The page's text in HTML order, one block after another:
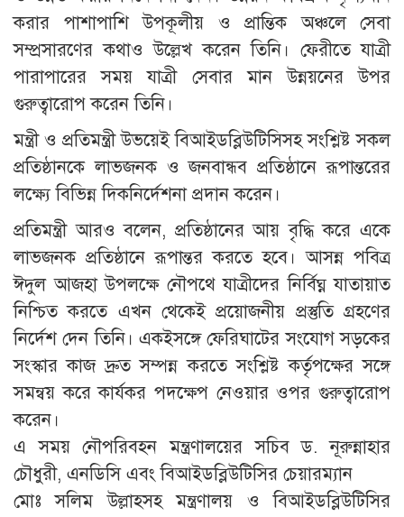
করার পাশাপাশি উপকূলীয় ও প্রান্তিক অঞ্চলে সেবা
সম্প্রসারণের কথাও উল্লেখ করেন তিনি। ফেরীতে যাত্রী
পারাপারের সময় যাত্রী সেবার মান উন্নয়নের উপর
গুরুত্বারোপ করেন তিনি।
মন্ত্রী ও প্রতিমন্ত্রী উভয়েই বিআইডব্লিউটিসিসহ সংশ্লিষ্ট সকল
প্রতিষ্ঠানকে লাভজনক ও জনবান্ধব প্রতিষ্ঠানে রূপান্তরের
লক্ষ্যে বিভিন্ন দিকনির্দেশনা প্রদান করেন।
প্রতিমন্ত্রী আরও বলেন, প্রতিষ্ঠানের আয় বৃদ্ধি করে একে
লাভজনক প্রতিষ্ঠানে রূপান্তর করতে হবে। আসন্ন পবিত্র
ঈদুল আজহা উপলক্ষে নৌপথে যাত্রীদের নির্বিঘ্ন যাতায়াত
নিশ্চিত করতে এখন থেকেই প্রয়োজনীয় প্রস্তুতি গ্রহণের
নির্দেশ দেন তিনি। একইসঙ্গে ফেরিঘাটের সংযোগ সড়কের
সংস্কার কাজ দ্রুত সম্পন্ন করতে সংশ্লিষ্ট কর্তৃপক্ষের সঙ্গে
সমন্বয় করে কার্যকর পদক্ষেপ নেওয়ার ওপর গুরুত্বারোপ
করেন।
এ সময় নৌপরিবহন মন্ত্রণালয়ের সচিব ড. নূরুন্নাহার
চৌধুরী, এনডিসি এবং বিআইডব্লিউটিসির চেয়ারম্যান
মোঃ সলিম উল্লাহসহ মন্ত্রণালয় ও বিআইডব্লিউটিসির